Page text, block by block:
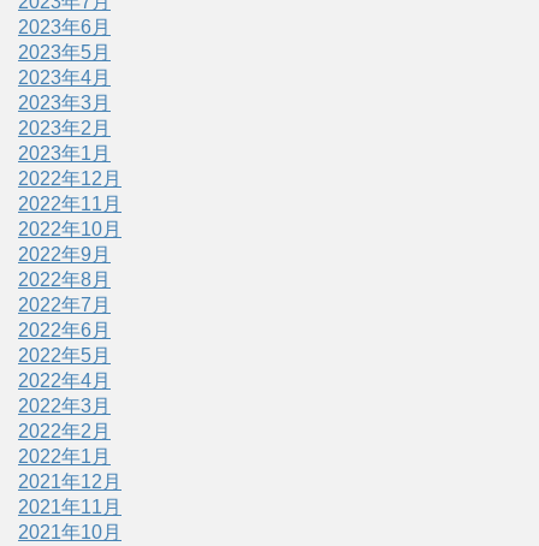
2023年6月
2023年5月
2023年4月
2023年3月
2023年2月
2023年1月
2022年12月
2022年11月
2022年10月
2022年9月
2022年8月
2022年7月
2022年6月
2022年5月
2022年4月
2022年3月
2022年2月
2022年1月
2021年12月
2021年11月
2021年10月